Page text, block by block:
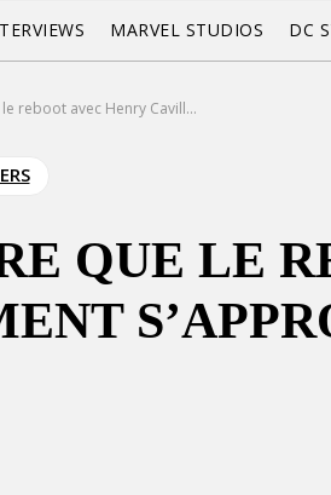
MARVEL STUDIOS DC
reboot avec Henry Cavill...
QUE LE